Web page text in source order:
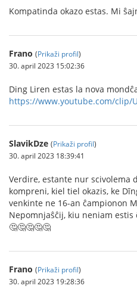
Kompatinda okazo estas. Mi
Frano (Prikaži profil)
30. april 2023 15:02:36
Ding Liren estas la nova
https://www.youtube.com/clip/
SlavikDze (Prikaži profil)
30. april 2023 18:39:41
Verdire, estante nur scivolema
kompreni, kiel tiel okazis, ke
venkinte ne 16-an ĉampionon
Nepomnjaŝĉij, kiu neniam estis
🤔🤔🤔🤔🤔
Frano (Prikaži profil)
30. april 2023 19:28:36